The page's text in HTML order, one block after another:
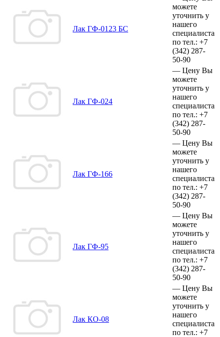
Лак ГФ-0123 БС
можете
уточнить у
нашего
специалиста
по тел.: +7
(342) 287-
50-90
Лак ГФ-024
— Цену Вы
можете
уточнить у
нашего
специалиста
по тел.: +7
(342) 287-
50-90
Лак ГФ-166
— Цену Вы
можете
уточнить у
нашего
специалиста
по тел.: +7
(342) 287-
50-90
Лак ГФ-95
— Цену Вы
можете
уточнить у
нашего
специалиста
по тел.: +7
(342) 287-
50-90
Лак КО-08
— Цену Вы
можете
уточнить у
нашего
специалиста
по тел.: +7